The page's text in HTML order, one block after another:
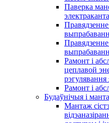
Паверка
Рамонт і
цеплавой
Рамонт і
Будаўнічыя і
Мантаж